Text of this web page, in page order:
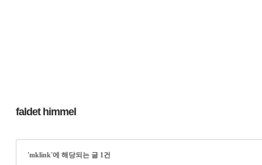
faldet himmel
'mklink'에 해당되는 글 1건